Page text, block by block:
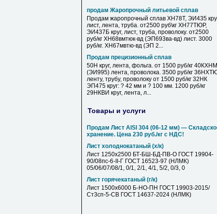
продам Жаропрочный литьевой сплав
Продам жаропрочный сплав ХН78Т, ЭИ435
лист, лента, труба. от2500 руб\кг ХН77ТЮР,
ЭИ437Б круг, лист, труба, проволоку. от2500
руб/кг ХН68вмтюк-вд (ЭП693ва-вд) лист. 3000
руб/кг. ХН67мвтю-вд (ЭП 2...
Продам прецизионный сплав
50Н круг, лента, фольга. от 1500 руб/кг 40КХНМ
(ЭИ995) лента, проволока. 3500 руб/кг
ленту, трубу, проволоку от 1500 руб/кг 32НК
ЭП475 круг: ? 42 мм и ? 100 мм. 1200 руб/кг
29НКВИ круг, лента, л...
Товары и услуги
Продам Лист AISI 304 (06-12 мм) —
хранение. Цена 230 руб./кг с НДС!
Лист холоднокатаный (х/к)
Лист 1250х2500 БТ-БШ-БД-ПВ-О ГОСТ 19904-
90/08пс-6-II-Г ГОСТ 16523-97 (НЛМК)
05/06/07/08/1, 0/1, 2/1, 4/1, 5/2, 0/3, 0
Лист горячекатаный (г/к)
Лист 1500х6000 Б-НО-ПН ГОСТ 19903-2015/
Ст3сп-5-СВ ГОСТ 14637-2024 (НЛМК)